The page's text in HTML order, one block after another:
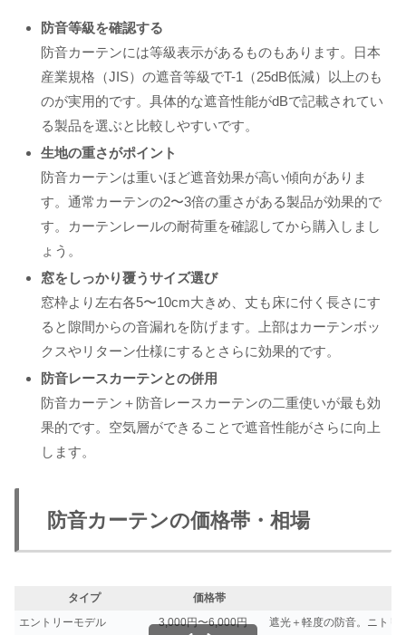
防音等級を確認する
防音カーテンには等級表示があるものもあります。日本
産業規格（JIS）の遮音等級でT-1（25dB低減）以上のも
のが実用的です。具体的な遮音性能がdBで記載されてい
る製品を選ぶと比較しやすいです。
生地の重さがポイント
防音カーテンは重いほど遮音効果が高い傾向がありま
す。通常カーテンの2〜3倍の重さがある製品が効果的で
す。カーテンレールの耐荷重を確認してから購入しまし
ょう。
窓をしっかり覆うサイズ選び
窓枠より左右各5〜10cm大きめ、丈も床に付く長さにす
ると隙間からの音漏れを防げます。上部はカーテンボッ
クスやリターン仕様にするとさらに効果的です。
防音レースカーテンとの併用
防音カーテン＋防音レースカーテンの二重使いが最も効
果的です。空気層ができることで遮音性能がさらに向上
します。
防音カーテンの価格帯・相場
タイプ 価格帯
エントリーモデル
3,000円〜6,000円
遮光＋軽度の防音。ニトリ